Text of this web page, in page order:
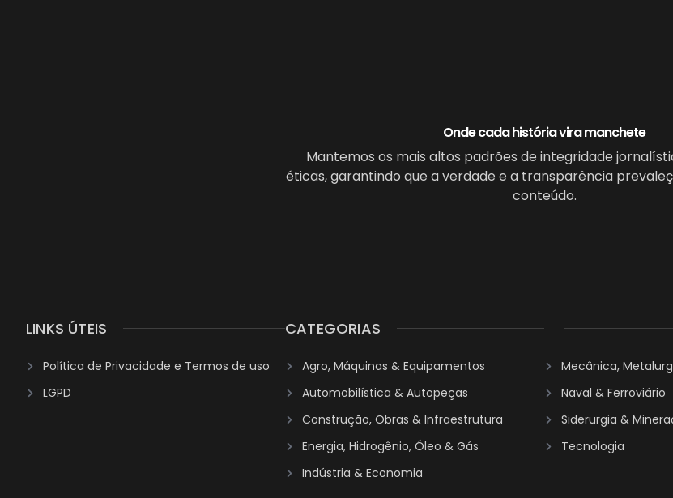
Onde cada história vira manchete
Mantemos os mais altos padrões de integridade
éticas, garantindo que a verdade e a transparência
conteúdo.
LINKS ÚTEIS
Política de Privacidade e Termos de uso
LGPD
CATEGORIAS
Agro, Máquinas & Equipamentos
Automobilística & Autopeças
Construção, Obras & Infraestrutura
Energia, Hidrogênio, Óleo & Gás
Indústria & Economia
Mecânica,
Naval & Ferroviário
Siderurgia &
Tecnologia